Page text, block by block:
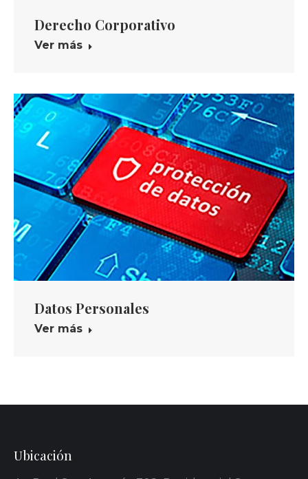
Derecho Corporativo
Ver más
Datos Personales
Ver más
Ubicación